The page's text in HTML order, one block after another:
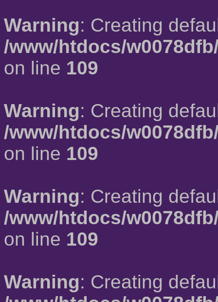
Warning: Creating
/www/htdocs/
on line 109
Warning: Creating
/www/htdocs/
on line 109
Warning: Creating
/www/htdocs/
on line 109
Warning: Creating